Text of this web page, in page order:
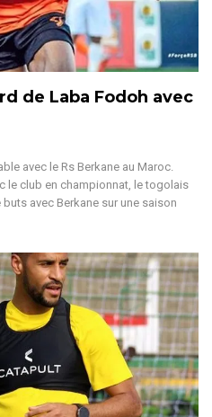
de Laba Fodoh avec
avec le Rs Berkane au Maroc.
le club en championnat, le togolais
avec Berkane sur une saison